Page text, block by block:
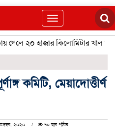
Toggle
navigation
২০ হাজার কিলোমিটার খাল খনন
কমিটি, মেয়াদোত্তীর্ণ
২০২০
৭০ বার পঠিত